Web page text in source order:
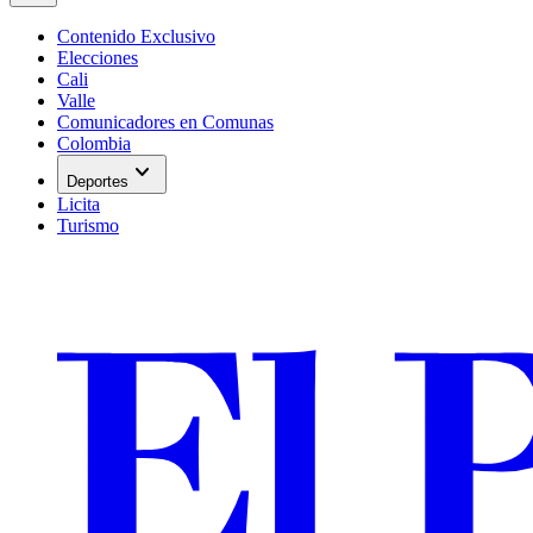
Contenido Exclusivo
Elecciones
Cali
Valle
Comunicadores en Comunas
Colombia
Deportes expand_more
Licita
Turismo